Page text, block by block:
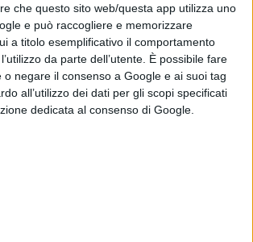
che questo sito web/questa app utilizza uno
e può raccogliere e memorizzare
a titolo esemplificativo il comportamento
da parte dell’utente. È possibile fare
o negare il consenso a Google e ai suoi tag
all’utilizzo dei dati per gli scopi specificati
dedicata al consenso di Google.
di 93 anni Giovanna Di Pompeo